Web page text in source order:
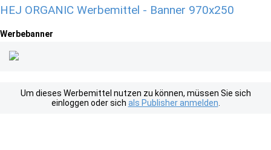
HEJ ORGANIC Werbemittel - Banner 970x250
Werbebanner
Um dieses Werbemittel nutzen zu können, müssen Sie sich
einloggen oder sich als Publisher anmelden